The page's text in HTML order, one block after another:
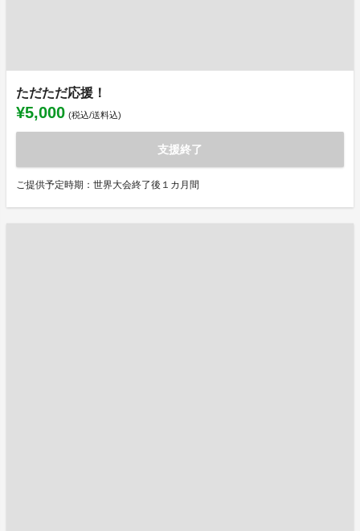
ただただ応援！
¥5,000 (税込/送料込)
支援終了
ご提供予定時期：世界大会終了後１カ月間